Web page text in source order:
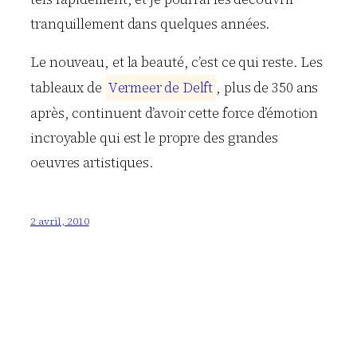
tranquillement dans quelques années.
Le nouveau, et la beauté, c’est ce qui reste. Les
tableaux de Vermeerde Delft , plus de 350 ans
après, continuent d’avoir cette force d’émotion
incroyable qui est le propre des grandes
oeuvres artistiques.
2 avril, 2010